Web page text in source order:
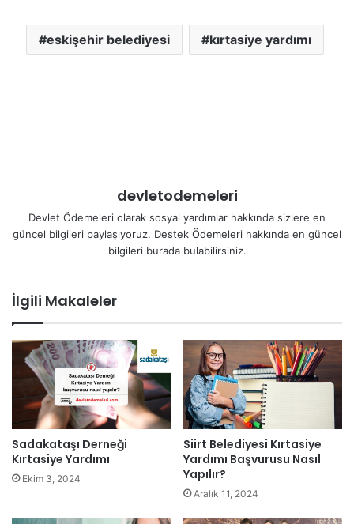
eskişehir belediyesi kırtasiye yardımı
devletodemeleri
Devlet Ödemeleri olarak sosyal yardımlar hakkında sizlere en
güncel bilgileri paylaşıyoruz. Destek Ödemeleri hakkında en güncel
bilgileri burada bulabilirsiniz.
İlgili Makaleler
Sadakataşı Derneği
Kırtasiye Yardımı
Ekim 3, 2024
Siirt Belediyesi Kırtasiye
Yardımı Başvurusu Nasıl
Yapılır?
Aralık 11, 2024